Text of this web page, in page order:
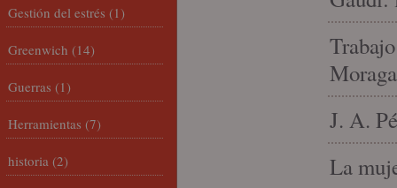
J. A.
La
Gestión del estrés (1)
Greenwich (14)
Guerras (1)
Herramientas (7)
historia (2)